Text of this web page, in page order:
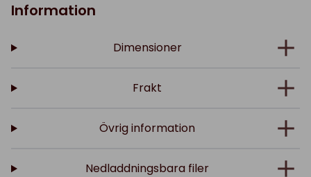
Information
Dimensioner
Frakt
Övrig information
Nedladdningsbara filer